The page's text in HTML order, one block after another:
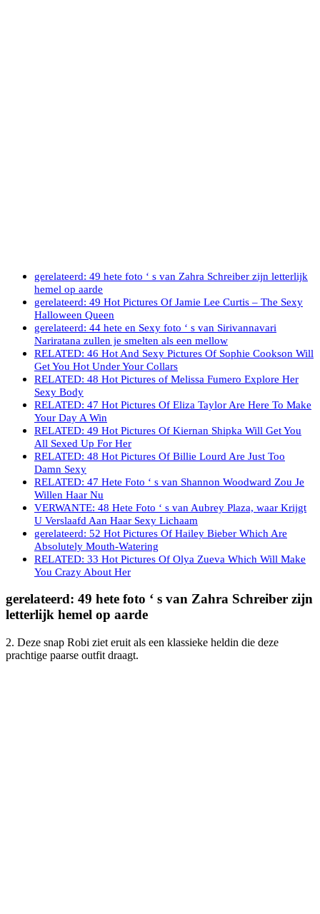
gerelateerd: 49 hete foto ‘ s van Zahra Schreiber zijn letterlijk
hemel op aarde
gerelateerd: 49 Hot Pictures Of Jamie Lee Curtis – The Sexy
Halloween Queen
gerelateerd: 44 hete en Sexy foto ‘ s van Sirivannavari
Nariratana zullen je smelten als een mellow
RELATED: 46 Hot And Sexy Pictures Of Sophie Cookson Will
Get You Hot Under Your Collars
RELATED: 48 Hot Pictures of Melissa Fumero Explore Her
Sexy Body
RELATED: 47 Hot Pictures Of Eliza Taylor Are Here To Make
Your Day A Win
RELATED: 49 Hot Pictures Of Kiernan Shipka Will Get You
All Sexed Up For Her
RELATED: 48 Hot Pictures Of Billie Lourd Are Just Too
Damn Sexy
RELATED: 47 Hete Foto ‘ s van Shannon Woodward Zou Je
Willen Haar Nu
VERWANTE: 48 Hete Foto ‘ s van Aubrey Plaza, waar Krijgt
U Verslaafd Aan Haar Sexy Lichaam
gerelateerd: 52 Hot Pictures Of Hailey Bieber Which Are
Absolutely Mouth-Watering
RELATED: 33 Hot Pictures Of Olya Zueva Which Will Make
You Crazy About Her
gerelateerd: 49 hete foto ‘ s van Zahra Schreiber zijn
letterlijk hemel op aarde
2. Deze snap Robi ziet eruit als een klassieke heldin die deze
prachtige paarse outfit draagt.